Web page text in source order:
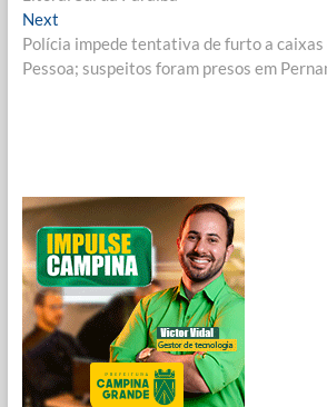
Post
NextNext
post:
Polícia impede tentativa de furto a
Pessoa; suspeitos foram presos em